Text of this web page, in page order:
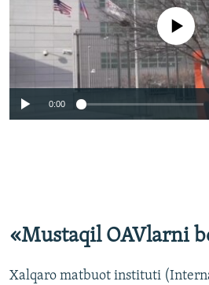
Айни дамда медиа-
0:00
«Mustaqil OAVlarni
Xalqaro matbuot instituti